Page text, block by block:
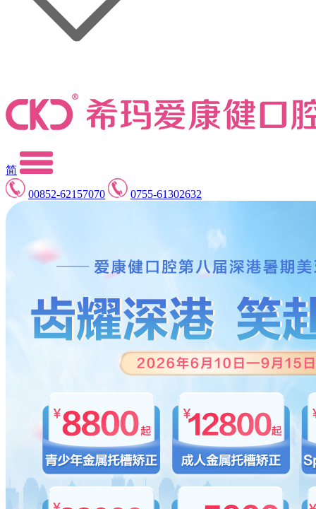
简
00852-62157070
0755-61302632